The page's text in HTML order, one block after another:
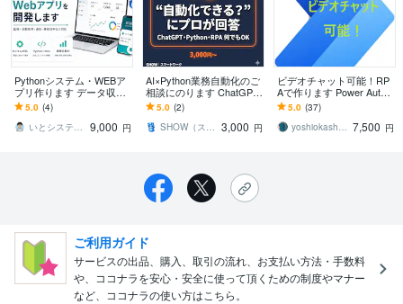
Pythonシステム・WEBア
プリ作ります データ収集
を利用したアプリ作りま
す。
5.0 (4)
いとシステムズ
9,000 円
AI×Python業務自動化のご
相談にのります ChatGP
T・スクレイピング・RP
A、何でも相談OK
5.0 (2)
SHOW（スマートワーク） 3,000 円
ビデオチャット可能！RP
Aで作ります Power Autom
ateで作業自動化・効率化
をします。
5.0 (37)
yoshiokashokai 7,500 円
ご利用ガイド
サービスの出品、購入、取引の流れ、お支払い方法・手数料
や、ココナラを安心・安全に使って頂くための制度やマナー
など、ココナラの使い方はこちら。